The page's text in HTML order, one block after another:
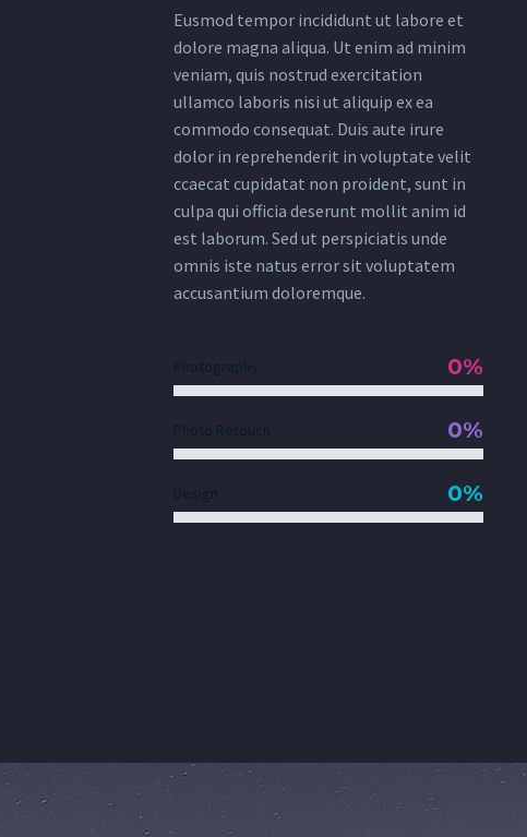
Eusmod tempor incididunt ut labore et
dolore magna aliqua. Ut enim ad minim
veniam, quis nostrud exercitation
ullamco laboris nisi ut aliquip ex ea
commodo consequat. Duis aute irure
dolor in reprehenderit in voluptate velit
ccaecat cupidatat non proident, sunt in
culpa qui officia deserunt mollit anim id
est laborum. Sed ut perspiciatis unde
omnis iste natus error sit voluptatem
accusantium doloremque.
Photography 0%
Photo Retouch 0%
Design 0%